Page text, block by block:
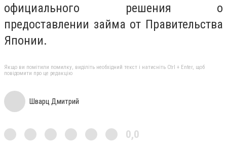
официального решения о
предоставлении займа от Правительства
Японии.
Якщо ви помітили помилку, виділіть необхідний текст і натисніть Ctrl + Enter, щоб
повідомити про це редакцію
Шварц Дмитрий
0,0